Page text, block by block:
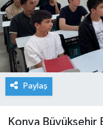
Paylaş
Konya